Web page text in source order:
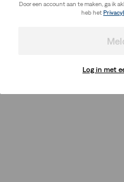
Door een account aan te maken, ga ik
heb het
Log in met